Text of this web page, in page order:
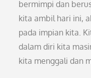
bermimpi dan
kita ambil hari ini,
pada impian kita.
dalam diri kita
kita menggali dan